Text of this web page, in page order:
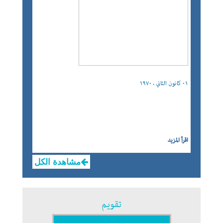
٠١ كانون الثاني ، ١٩٧٠
اقرأ المزيد
مشاهدة الكل
تقويم